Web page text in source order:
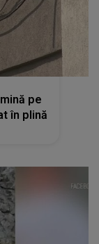
pe
în plină